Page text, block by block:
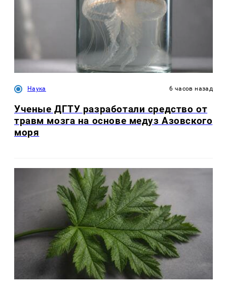
Наука 6 часов назад
Ученые ДГТУ разработали средство от
травм мозга на основе медуз Азовского
моря